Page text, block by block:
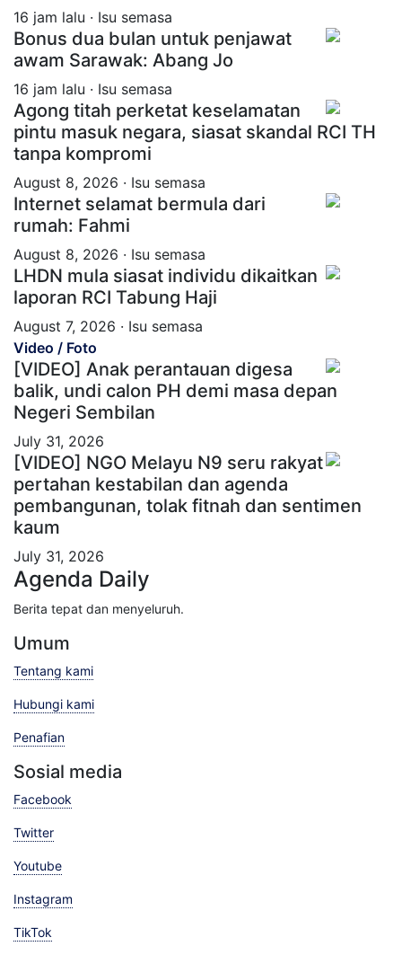
16 jam lalu · Isu semasa
Bonus dua bulan untuk penjawat
awam Sarawak: Abang Jo
16 jam lalu · Isu semasa
Agong titah perketat keselamatan
pintu masuk negara, siasat skandal RCI TH
tanpa kompromi
August 8, 2026 · Isu semasa
Internet selamat bermula dari
rumah: Fahmi
August 8, 2026 · Isu semasa
LHDN mula siasat individu dikaitkan
laporan RCI Tabung Haji
August 7, 2026 · Isu semasa
Video / Foto
[VIDEO] Anak perantauan digesa
balik, undi calon PH demi masa depan
Negeri Sembilan
July 31, 2026
[VIDEO] NGO Melayu N9 seru rakyat
pertahan kestabilan dan agenda
pembangunan, tolak fitnah dan sentimen
kaum
July 31, 2026
Agenda Daily
Berita tepat dan menyeluruh.
Umum
Tentang kami
Hubungi kami
Penafian
Sosial media
Facebook
Twitter
Youtube
Instagram
TikTok